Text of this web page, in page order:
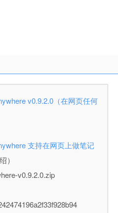
v0.9.2.0（在网页任何
支持在网页上做笔记
）
v0.9.2.0.zip